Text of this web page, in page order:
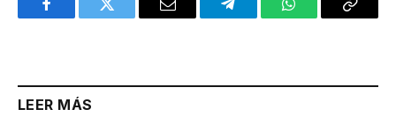
FacebookTwitter Email TelegramWhatsAppCopy
LEER MÁS